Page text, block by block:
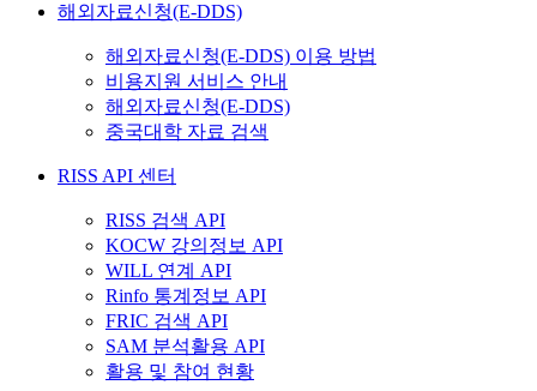
해외자료신청(E-DDS)
해외자료신청(E-DDS) 이용 방법
비용지원 서비스 안내
해외자료신청(E-DDS)
중국대학 자료 검색
RISS API 센터
RISS 검색 API
KOCW 강의정보 API
WILL 연계 API
Rinfo 통계정보 API
FRIC 검색 API
SAM 분석활용 API
활용 및 참여 현황